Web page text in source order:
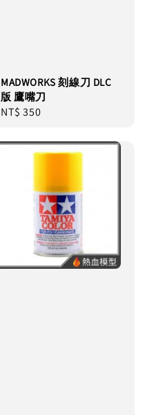
MADWORKS 刻線刀 DLC
版 鷹嘴刀
Regular
NT$ 350